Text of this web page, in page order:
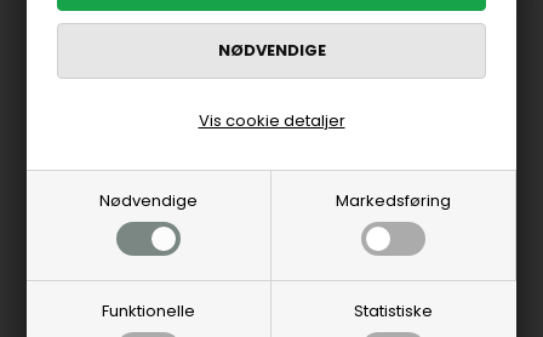
Nødvendige Markedsføring
Funktionelle Statistiske
Vis cookie detaljer
FILTRER PRODUKTER